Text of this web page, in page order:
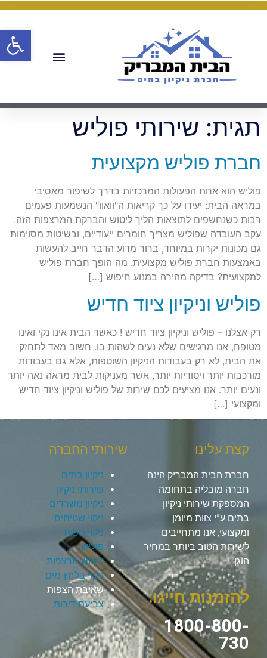
תגית: שירותי פוליש
חברת פוליש מקצועית
פוליש הוא אחת הפעולות המרכזיות בדרך לשיפור מאסיבי
במראה הבית: יעידו על כך קריאות ה"וואוו" הנשמעות פעמים
רבות כשנחשפים לתוצאות הליך ליטוש והברקת המרצפות הזה.
עקב העובדה שפוליש מצריך חומרים ייעודיים, ובשיטות מסוימות
גם מכונות יקרות במיוחד, ברור מדוע הדבר חייב להעשות
באמצעות חברת פוליש מקצועית. מה הופך חברת פוליש
למקצועית? בדיקה מהירה במנוע חיפוש […]
פוליש וניקיון ציוד חדיש
רק אצלנו – פוליש וניקיון ציוד חדיש ! כאשר הבית אינו נקי ואינו
מטופח, אנו מרגישים שלא נעים לשהות בו. חשוב מאד לתחזק
את הבית, לא רק בעבודות הניקיון השוטפות, אלא גם בעבודות
מורכבות יותר ויסודיות יותר, אשר מעניקות לבית מראה נאה יותר
ונעים יותר. אנו מציעים לכם שירות של פוליש וניקיון ציוד חדיש
ומקצועי […]
קצת עלינו
חברת הבית המבריק הינה
חברה מובליה בתחומה
המספקת שירותי ניקיון
בתים ע”י צוות מיומן
ומקצועי, אנו מתחייבים
לשירות הטוב ביותר במחיר
הוגן.
להזמנות חייגו:
1800-800-
730
שירותי החברה
ניקיון בתים
שירותי ניקיון
ניקיון משרדים
ניקוי שטיחים
ניקוי ספות
פוליש
ליטוש מרצפות
ניקוי בלחץ מים
שאיבת הצפות
צביעת דירות